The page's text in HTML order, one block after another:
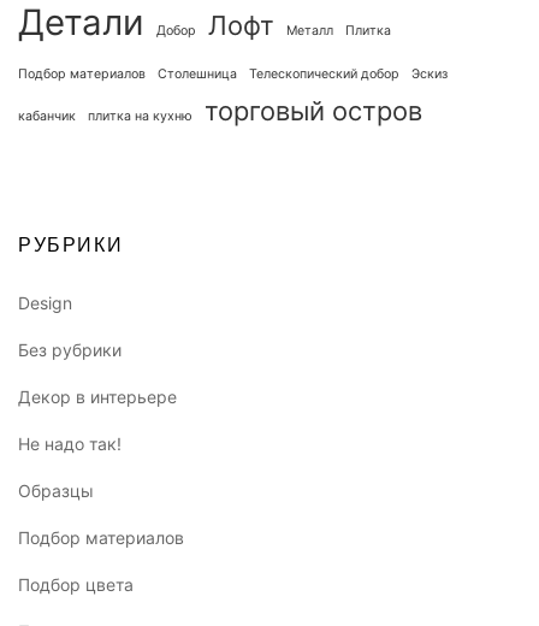
Детали Добор Лофт Металл Плитка
Подбор материалов Столешница Телескопический добор Эскиз
кабанчик плитка на кухню торговый остров
РУБРИКИ
Design
Без рубрики
Декор в интерьере
Не надо так!
Образцы
Подбор материалов
Подбор цвета